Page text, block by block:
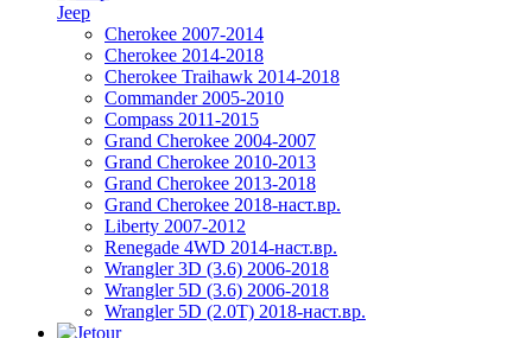
Jeep
Cherokee 2007-2014
Cherokee 2014-2018
Cherokee Traihawk 2014-2018
Commander 2005-2010
Compass 2011-2015
Grand Cherokee 2004-2007
Grand Cherokee 2010-2013
Grand Cherokee 2013-2018
Grand Cherokee 2018-наст.вр.
Liberty 2007-2012
Renegade 4WD 2014-наст.вр.
Wrangler 3D (3.6) 2006-2018
Wrangler 5D (3.6) 2006-2018
Wrangler 5D (2.0T) 2018-наст.вр.